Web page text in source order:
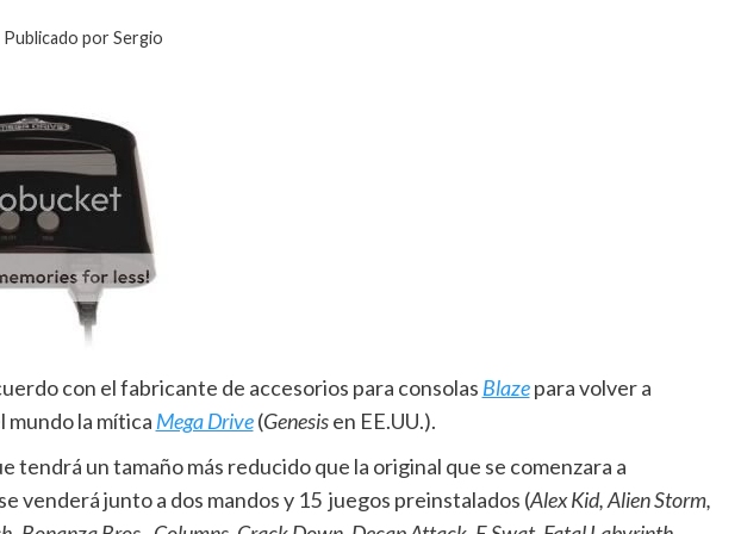
por Sergio
con el fabricante de accesorios para consolas Blazepara volver a
mundo la mítica Mega Drive(Genesisen EE.UU.).
tendrá un tamaño más reducido que la original que se comenzara a
venderá junto a dos mandos y 15 juegos preinstalados (Alex Kid, Alien Storm,